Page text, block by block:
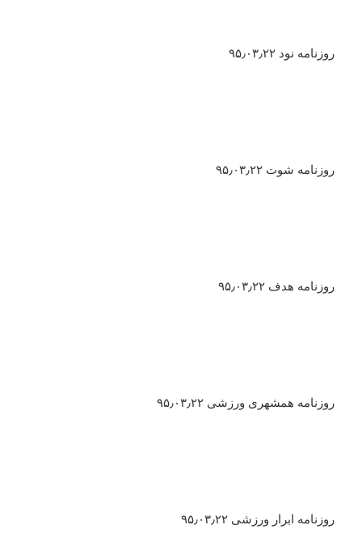
روزنامه نود ۹۵٫۰۳٫۲۲
روزنامه شوت ۹۵٫۰۳٫۲۲
روزنامه هدف ۹۵٫۰۳٫۲۲
روزنامه همشهری ورزشی ۹۵٫۰۳٫۲۲
روزنامه ابرار ورزشی ۹۵٫۰۳٫۲۲